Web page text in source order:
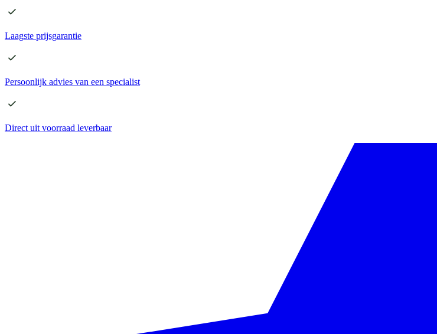
Laagste prijsgarantie
Persoonlijk advies van een specialist
Direct uit voorraad leverbaar